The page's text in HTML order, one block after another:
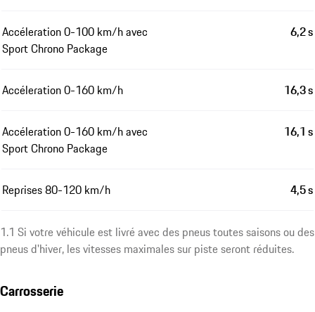
Accéleration 0-100 km/h avec
Sport Chrono Package
6,2 s
Accéleration 0-160 km/h 16,3 s
Accéleration 0-160 km/h avec
Sport Chrono Package
16,1 s
Reprises 80-120 km/h 4,5 s
1.1 Si votre véhicule est livré avec des pneus toutes saisons ou des
pneus d'hiver, les vitesses maximales sur piste seront réduites.
Carrosserie